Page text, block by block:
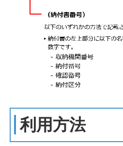
利用方法